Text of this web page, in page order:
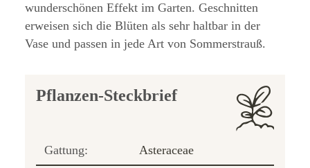
wunderschönen Effekt im Garten. Geschnitten
erweisen sich die Blüten als sehr haltbar in der
Vase und passen in jede Art von Sommerstrauß.
Pflanzen-Steckbrief
Gattung: Asteraceae